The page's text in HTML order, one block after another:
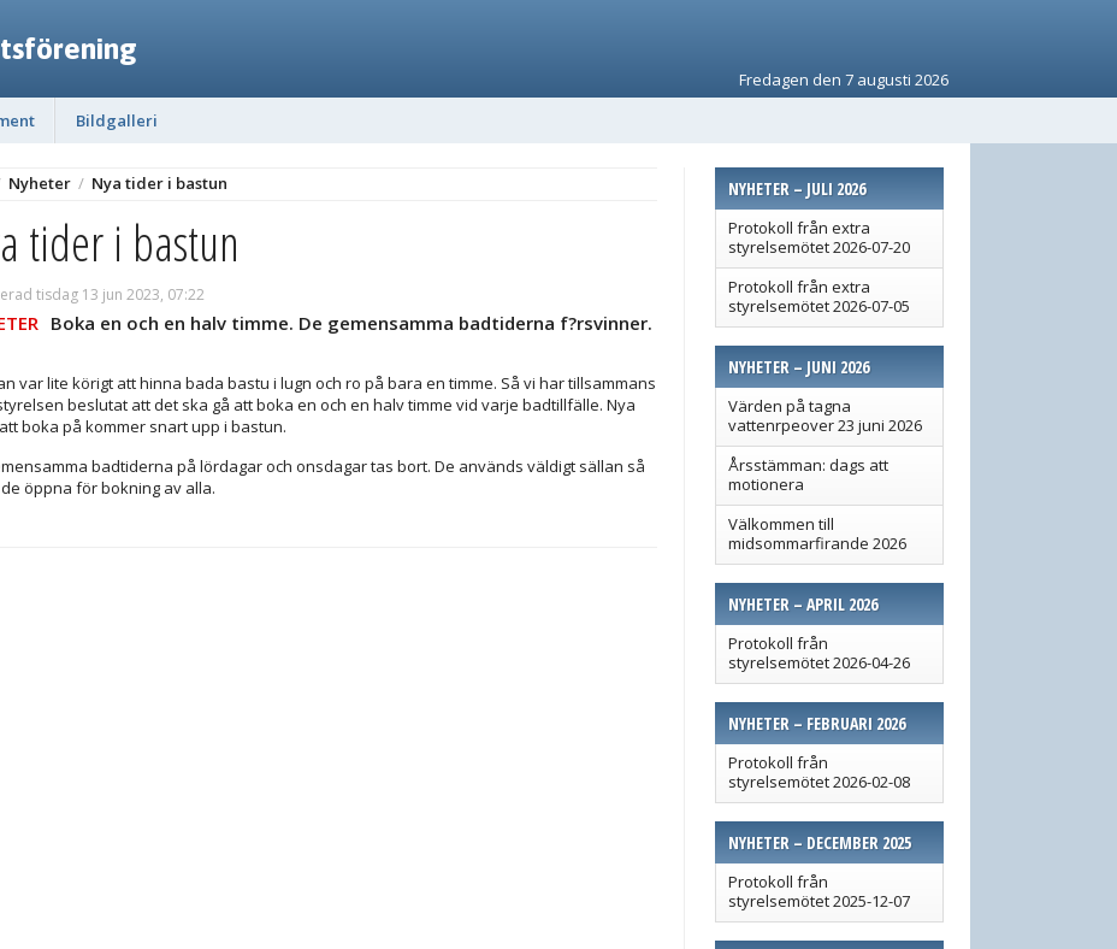
Fredagen den 7 augusti 2026
Bildgalleri
NYHETER – JULI 2026
Protokoll från extra
styrelsemötet 2026-07-20
Protokoll från extra
styrelsemötet 2026-07-05
NYHETER – JUNI 2026
Värden på tagna
vattenrpeover 23 juni 2026
Årsstämman: dags att
motionera
Välkommen till
midsommarfirande 2026
NYHETER – APRIL 2026
Protokoll från
styrelsemötet 2026-04-26
NYHETER – FEBRUARI 2026
Protokoll från
styrelsemötet 2026-02-08
NYHETER – DECEMBER 2025
Protokoll från
styrelsemötet 2025-12-07
Nyheter / Nya tider i bastun
tider i bastun
tisdag 13 jun 2023, 07:22
Boka en och en halv timme. De gemensamma badtiderna f?rsvinner.
var lite körigt att hinna bada bastu i lugn och ro på bara en timme. Så vi har tillsammans
beslutat att det ska gå att boka en och en halv timme vid varje badtillfälle. Nya
boka på kommer snart upp i bastun.
badtiderna på lördagar och onsdagar tas bort. De används väldigt sällan så
öppna för bokning av alla.